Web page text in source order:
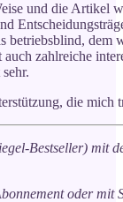
und die Artikel
betriebsblind,
zahlreiche
die
Bestseller) mit
oder mit